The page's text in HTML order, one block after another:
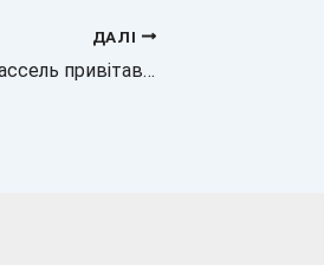
ДАЛІ
Новина: Венсан Кассель привітав доньку з 16-річчям